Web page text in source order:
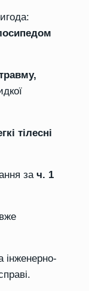
тілесні
за ч. 1
інженерно-